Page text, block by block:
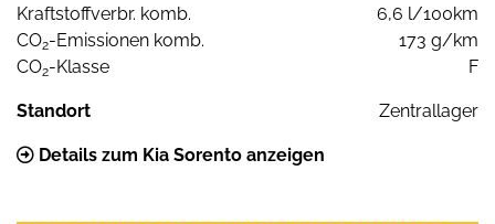
Kraftstoffverbr. komb.
6,6 l/100km
CO2-Emissionen komb.
173 g/km
CO2-Klasse F
Standort Zentrallager
Details zum Kia Sorento anzeigen